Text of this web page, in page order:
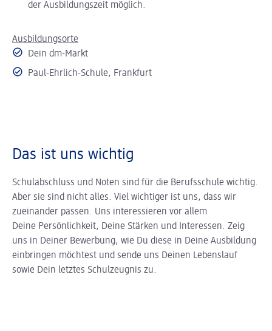
der Ausbildungszeit möglich.
Ausbildungsorte
Dein dm-Markt
Paul-Ehrlich-Schule, Frankfurt
Das ist uns wichtig
Schulabschluss und Noten sind für die Berufsschule wichtig.
Aber sie sind nicht alles. Viel wichtiger ist uns, dass wir
zueinander passen. Uns interessieren vor allem
Deine Persönlichkeit, Deine Stärken und Interessen. Zeig
uns in Deiner Bewerbung, wie Du diese in Deine Ausbildung
einbringen möchtest und sende uns Deinen Lebenslauf
sowie Dein letztes Schulzeugnis zu.